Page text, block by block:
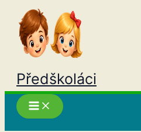
Přeskočit
obsah
Předškoláci